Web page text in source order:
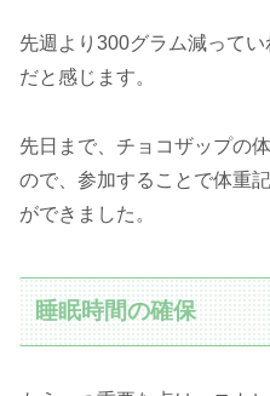
先週より300グラム減って
だと感じます。
先日まで、チョコザップの
ので、参加することで体重
ができました。
睡眠時間の確保